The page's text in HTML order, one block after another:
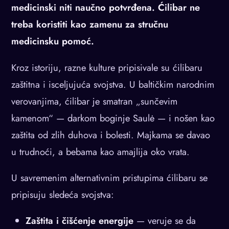
medicinski niti naučno potvrđena. Ćilibar ne
treba koristiti kao zamenu za stručnu
medicinsku pomoć.
Kroz istoriju, razne kulture pripisivale su ćilibaru
zaštitna i isceljujuća svojstva. U baltičkim narodnim
verovanjima, ćilibar je smatran „sunčevim
kamenom“ — darkom boginje Saulė — i nošen kao
zaštita od zlih duhova i bolesti. Majkama se davao
u trudnoći, a bebama kao amajlija oko vrata.
U savremenim alternativnim pristupima ćilibaru se
pripisuju sledeća svojstva:
Zaštita i čišćenje energije— veruje se da